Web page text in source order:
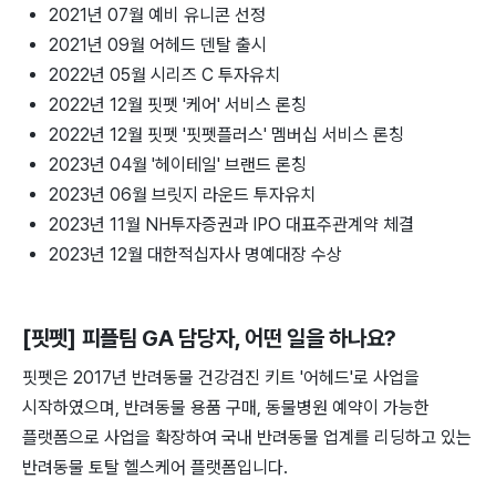
2021년 07월 예비 유니콘 선정
2021년 09월 어헤드 덴탈 출시
2022년 05월 시리즈 C 투자유치
2022년 12월 핏펫 '케어' 서비스 론칭
2022년 12월 핏펫 '핏펫플러스' 멤버십 서비스 론칭
2023년 04월 '헤이테일' 브랜드 론칭
2023년 06월 브릿지 라운드 투자유치
2023년 11월 NH투자증권과 IPO 대표주관계약 체결
2023년 12월 대한적십자사 명예대장 수상
[핏펫] 피플팀 GA 담당자, 어떤 일을 하나요?
핏펫은 2017년 반려동물 건강검진 키트 '어헤드'로 사업을
시작하였으며, 반려동물 용품 구매, 동물병원 예약이 가능한
플랫폼으로 사업을 확장하여 국내 반려동물 업계를 리딩하고 있는
반려동물 토탈 헬스케어 플랫폼입니다.